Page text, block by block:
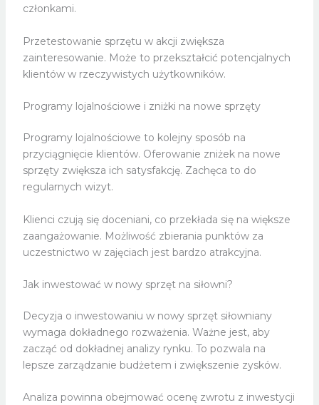
członkami.
Przetestowanie sprzętu w akcji zwiększa
zainteresowanie. Może to przekształcić potencjalnych
klientów w rzeczywistych użytkowników.
Programy lojalnościowe i zniżki na nowe sprzęty
Programy lojalnościowe to kolejny sposób na
przyciągnięcie klientów. Oferowanie zniżek na nowe
sprzęty zwiększa ich satysfakcję. Zachęca to do
regularnych wizyt.
Klienci czują się doceniani, co przekłada się na większe
zaangażowanie. Możliwość zbierania punktów za
uczestnictwo w zajęciach jest bardzo atrakcyjna.
Jak inwestować w nowy sprzęt na siłowni?
Decyzja o inwestowaniu w nowy sprzęt siłowniany
wymaga dokładnego rozważenia. Ważne jest, aby
zacząć od dokładnej analizy rynku. To pozwala na
lepsze zarządzanie budżetem i zwiększenie zysków.
Analiza powinna obejmować ocenę zwrotu z inwestycji